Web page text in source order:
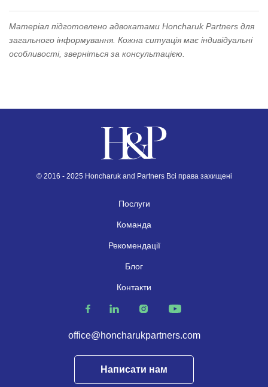
Матеріал підготовлено адвокатами Honcharuk Partners для
загального інформування. Кожна ситуація має індивідуальні
особливості, зверніться за консультацією.
© 2016 - 2025 Honcharuk and Partners Всі права захищені
Послуги
Команда
Рекомендації
Блог
Контакти
office@honcharukpartners.com
Написати нам